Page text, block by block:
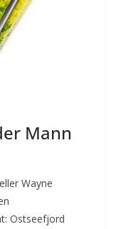
Mann
Wayne
Ostseefjord